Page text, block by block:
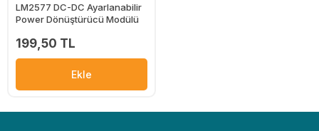
LM2577 DC-DC Ayarlanabilir
Power Dönüştürücü Modülü
199,50 TL
Ekle